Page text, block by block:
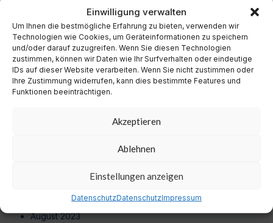
Einwilligung verwalten
Um Ihnen die bestmögliche Erfahrung zu bieten, verwenden wir
Technologien wie Cookies, um Geräteinformationen zu speichern
und/oder darauf zuzugreifen. Wenn Sie diesen Technologien
zustimmen, können wir Daten wie Ihr Surfverhalten oder eindeutige
IDs auf dieser Website verarbeiten. Wenn Sie nicht zustimmen oder
Ihre Zustimmung widerrufen, kann dies bestimmte Features und
Funktionen beeinträchtigen.
Akzeptieren
Ablehnen
Einstellungen anzeigen
DatenschutzDatenschutzImpressum
September 2024
August 2024
Juli 2024
Juni 2024
Mai 2024
November 2023
September 2023
August 2023